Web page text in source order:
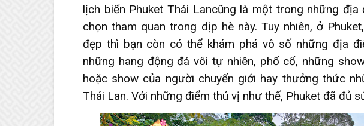
lịch biển Phuket Thái Lancũng là một trong những
chọn tham quan trong dịp hè này. Tuy nhiên, ở
đẹp thì bạn còn có thể khám phá vô số những địa
những hang động đá vôi tự nhiên, phố cổ, những
hoặc show của người chuyển giới hay thưởng thức
Thái Lan. Với những điểm thú vị như thế, Phuket đã đủ